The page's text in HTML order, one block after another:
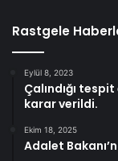
Rastgele
Eylül 8, 2023
Çalındığı
karar verildi.
Ekim 18, 2025
Adalet